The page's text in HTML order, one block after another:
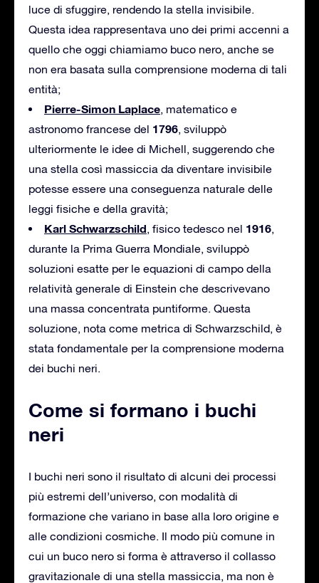
luce di sfuggire, rendendo la stella invisibile.
Questa idea rappresentava uno dei primi accenni a
quello che oggi chiamiamo buco nero, anche se
non era basata sulla comprensione moderna di tali
entità;
Pierre-Simon Laplace, matematico e
astronomo francese del 1796, sviluppò
ulteriormente le idee di Michell, suggerendo che
una stella così massiccia da diventare invisibile
potesse essere una conseguenza naturale delle
leggi fisiche e della gravità;
Karl Schwarzschild, fisico tedesco nel 1916,
durante la Prima Guerra Mondiale, sviluppò
soluzioni esatte per le equazioni di campo della
relatività generale di Einstein che descrivevano
una massa concentrata puntiforme. Questa
soluzione, nota come metrica di Schwarzschild, è
stata fondamentale per la comprensione moderna
dei buchi neri.
Come si formano i buchi
neri
I buchi neri sono il risultato di alcuni dei processi
più estremi dell’universo, con modalità di
formazione che variano in base alla loro origine e
alle condizioni cosmiche. Il modo più comune in
cui un buco nero si forma è attraverso il collasso
gravitazionale di una stella massiccia, ma non è